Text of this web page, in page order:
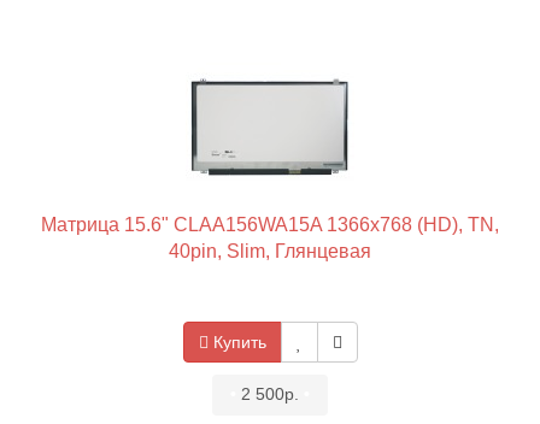
Матрица 15.6" CLAA156WA15A 1366x768 (HD), TN,
40pin, Slim, Глянцевая
Купить
2 500р.